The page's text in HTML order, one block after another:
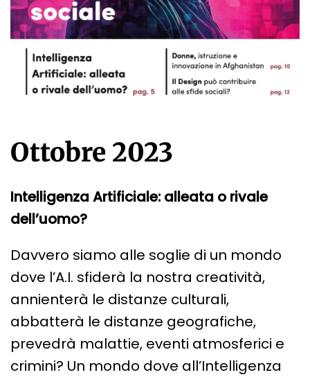
Ottobre 2023
Intelligenza Artificiale: alleata o rivale
dell’uomo?
Davvero siamo alle soglie di un mondo
dove l’A.I. sfiderà la nostra creatività,
annienterà le distanze culturali,
abbatterà le distanze geografiche,
prevedrà malattie, eventi atmosferici e
crimini? Un mondo dove all’Intelligenza